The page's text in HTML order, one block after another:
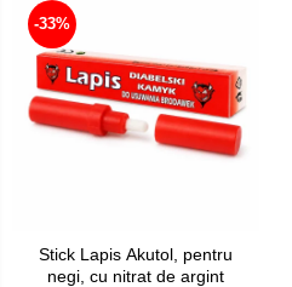
-33%
Stick Lapis Akutol, pentru
negi, cu nitrat de argint